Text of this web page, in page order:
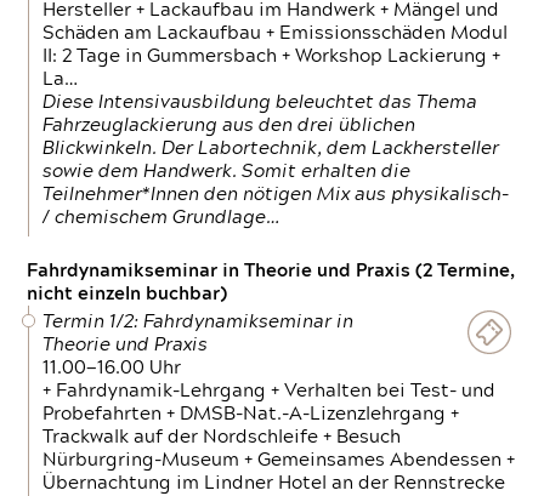
Hersteller + Lackaufbau im Handwerk + Mängel und
Schäden am Lackaufbau + Emissionsschäden Modul
II: 2 Tage in Gummersbach + Workshop Lackierung +
La…
Diese Intensivausbildung beleuchtet das Thema
Fahrzeuglackierung aus den drei üblichen
Blickwinkeln. Der Labortechnik, dem Lackhersteller
sowie dem Handwerk. Somit erhalten die
Teilnehmer*Innen den nötigen Mix aus physikalisch-
/ chemischem Grundlage…
Fahrdynamikseminar in Theorie und Praxis (2 Termine,
nicht einzeln buchbar)
Termin 1/2: Fahrdynamikseminar in
Theorie und Praxis
11.00—16.00 Uhr
+ Fahrdynamik-Lehrgang + Verhalten bei Test- und
Probefahrten + DMSB-Nat.-A-Lizenzlehrgang +
Trackwalk auf der Nordschleife + Besuch
Nürburgring-Museum + Gemeinsames Abendessen +
Übernachtung im Lindner Hotel an der Rennstrecke